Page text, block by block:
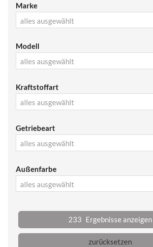
Marke
alles ausgewählt
Modell
alles ausgewählt
Kraftstoffart
alles ausgewählt
Getriebeart
alles ausgewählt
Außenfarbe
alles ausgewählt
233 Ergebnisse anzeigen
zurücksetzen